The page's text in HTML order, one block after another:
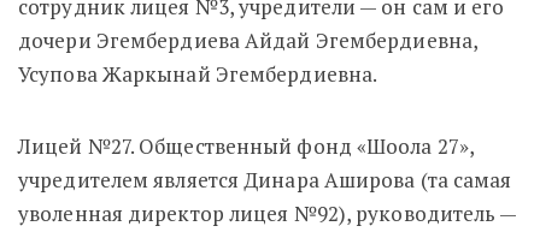
сотрудник лицея №3, учредители — он сам и его
дочери Эгембердиева Айдай Эгембердиевна,
Усупова Жаркынай Эгембердиевна.
Лицей №27. Общественный фонд «Шоола 27»,
учредителем является Динара Аширова (та самая
уволенная директор лицея №92), руководитель —